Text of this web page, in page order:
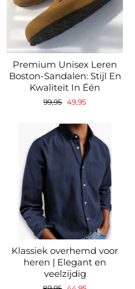
Premium Unisex Leren
Boston-Sandalen: Stijl En
Kwaliteit In Één
Normale
99,95 Verkoopprijs
49,95
Klassiek overhemd voor
heren | Elegant en
veelzijdig